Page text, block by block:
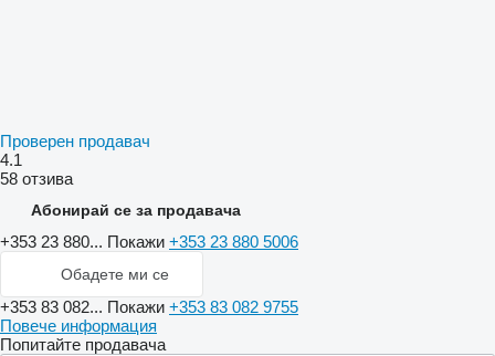
Проверен продавач
4.1
58 отзива
Абонирай се за продавача
+353 23 880... Покажи +353 23 880 5006
Обадете ми се
+353 83 082... Покажи +353 83 082 9755
Повече информация
Попитайте продавача